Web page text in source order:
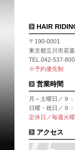
HAIR
〒190-0001
東京都立川市若
TEL.042-537-
※予約優先制
営業時間
月～土曜日／９
日曜・祝日／９
定休日／毎週火
アクセス